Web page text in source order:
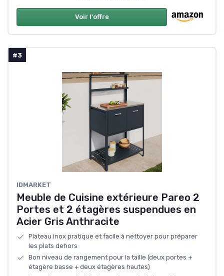
Voir l'offre
#3
IDMARKET
Meuble de Cuisine extérieure Pareo 2
Portes et 2 étagères suspendues en
Acier Gris Anthracite
Plateau inox pratique et facile à nettoyer pour préparer
les plats dehors
Bon niveau de rangement pour la taille (deux portes +
étagère basse + deux étagères hautes)